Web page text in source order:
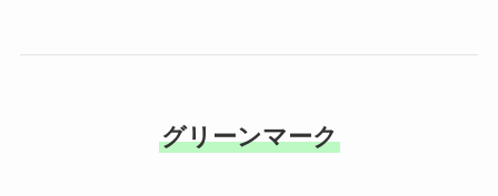
グリーンマーク